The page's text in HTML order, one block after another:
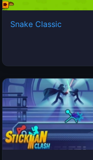
Snake Classic